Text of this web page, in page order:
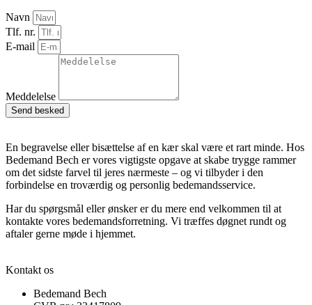
Navn
Tlf. nr.
E-mail
Meddelelse
Send besked
En begravelse eller bisættelse af en kær skal være et rart minde. Hos
Bedemand Bech er vores vigtigste opgave at skabe trygge rammer
om det sidste farvel til jeres nærmeste – og vi tilbyder i den
forbindelse en troværdig og personlig bedemandsservice.
Har du spørgsmål eller ønsker er du mere end velkommen til at
kontakte vores bedemandsforretning. Vi træffes døgnet rundt og
aftaler gerne møde i hjemmet.
Kontakt os
Bedemand Bech